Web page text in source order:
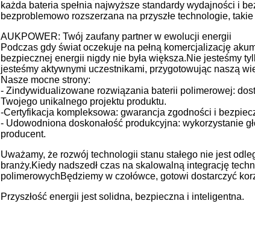
każda bateria spełnia najwyższe standardy wydajności i
bezproblemowo rozszerzana na przyszłe technologie,
AUKPOWER: Twój zaufany partner w ewolucji energii
Podczas gdy świat oczekuje na pełną komercjalizację
bezpiecznej energii nigdy nie była większa.Nie jesteśmy
jesteśmy aktywnymi uczestnikami, przygotowując naszą
Nasze mocne strony:
- Zindywidualizowane rozwiązania baterii polimerowej:
Twojego unikalnego projektu produktu.
-Certyfikacja kompleksowa: gwarancja zgodności i
- Udowodniona doskonałość produkcyjna: wykorzystanie
producent.
Uważamy, że rozwój technologii stanu stałego nie jest
branży.Kiedy nadszedł czas na skalowalną integrację
polimerowychBędziemy w czołówce, gotowi dostarczyć
Przyszłość energii jest solidna, bezpieczna i inteligentna.